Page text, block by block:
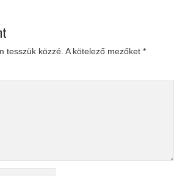
tesszük közzé. A kötelező mezőket*